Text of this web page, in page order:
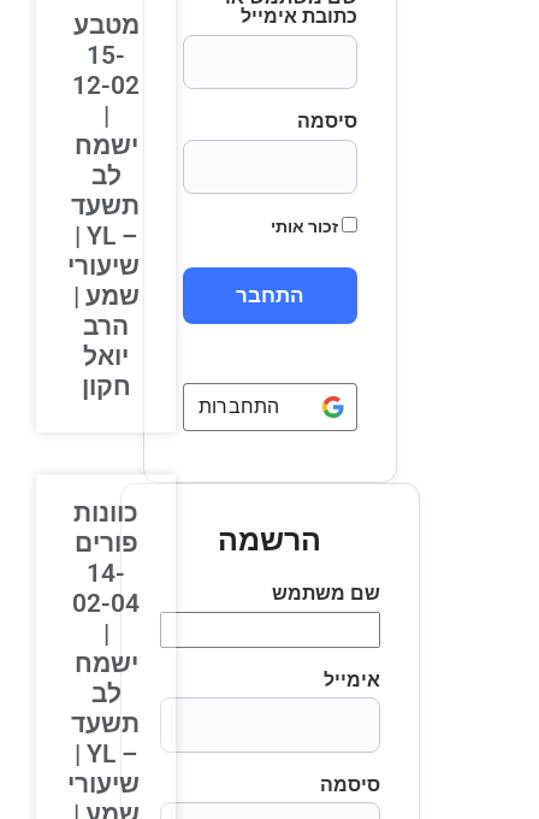
כתובת אימייל
סיסמה
זכור אותי
התחברות באמצעות Google
הרשמה
שם משתמש
אימייל
סיסמה
מטבע
15-
12-02
ישמח
לב
תשעד
– YL |
שיעורי
שמע |
הרב
יואל
חקון
כוונות
פורים
14-
02-04
ישמח
לב
תשעד
– YL |
שיעורי